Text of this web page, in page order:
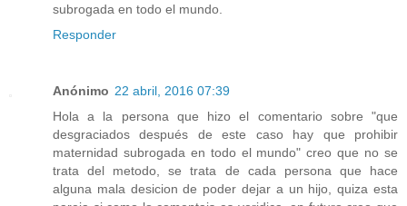
subrogada en todo el mundo.
Responder
Anónimo 22 abril, 2016 07:39
Hola a la persona que hizo el comentario sobre "que
desgraciados después de este caso hay que prohibir
maternidad subrogada en todo el mundo" creo que no se
trata del metodo, se trata de cada persona que hace
alguna mala desicion de poder dejar a un hijo, quiza esta